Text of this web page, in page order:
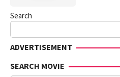
Woodward,
Thomas
Search
ADVERTISEMENT
SEARCH MOVIE